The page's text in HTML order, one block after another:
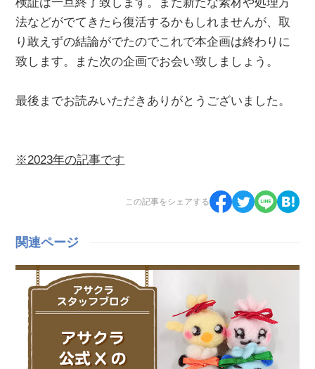
検証は一旦終了致します。また新たな素材や処理方
法などがでてきたら復活するかもしれませんが、取
り敢えずの結論がでたのでこれで本企画は終わりに
致します。また次の企画でお会い致しましょう。
最後までお読みいただきありがとうございました。
※2023年の記事です
この記事をシェアする
関連ページ